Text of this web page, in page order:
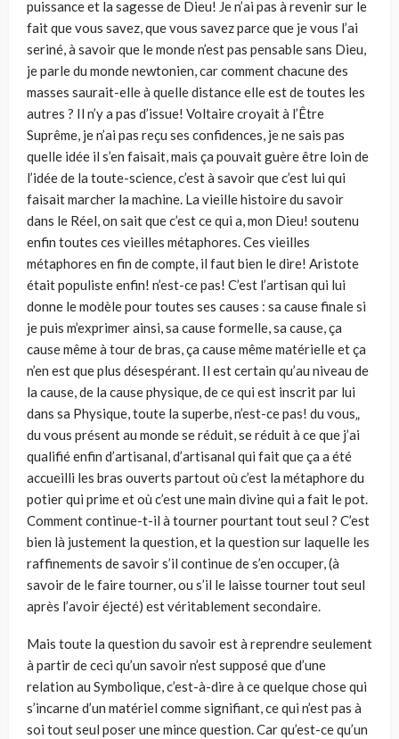
puissance et la sagesse de Dieu! Je n’ai pas à revenir sur le
fait que vous savez, que vous savez parce que je vous l’ai
seriné, à savoir que le monde n’est pas pensable sans Dieu,
je parle du monde newtonien, car comment chacune des
masses saurait-elle à quelle distance elle est de toutes les
autres ? Il n’y a pas d’issue! Voltaire croyait à l’Être
Suprême, je n’ai pas reçu ses confidences, je ne sais pas
quelle idée il s’en faisait, mais ça pouvait guère être loin de
l’idée de la toute-science, c’est à savoir que c’est lui qui
faisait marcher la machine. La vieille histoire du savoir
dans le Réel, on sait que c’est ce qui a, mon Dieu! soutenu
enfin toutes ces vieilles métaphores. Ces vieilles
métaphores en fin de compte, il faut bien le dire! Aristote
était populiste enfin! n’est-ce pas! C’est l’artisan qui lui
donne le modèle pour toutes ses causes : sa cause finale si
je puis m’exprimer ainsi, sa cause formelle, sa cause, ça
cause même à tour de bras, ça cause même matérielle et ça
n’en est que plus désespérant. Il est certain qu’au niveau de
la cause, de la cause physique, de ce qui est inscrit par lui
dans sa Physique, toute la superbe, n’est-ce pas! du vous„
du vous présent au monde se réduit, se réduit à ce que j’ai
qualifié enfin d’artisanal, d’artisanal qui fait que ça a été
accueilli les bras ouverts partout où c’est la métaphore du
potier qui prime et où c’est une main divine qui a fait le pot.
Comment continue-t-il à tourner pourtant tout seul ? C’est
bien là justement la question, et la question sur laquelle les
raffinements de savoir s’il continue de s’en occuper, (à
savoir de le faire tourner, ou s’il le laisse tourner tout seul
après l’avoir éjecté) est véritablement secondaire.
Mais toute la question du savoir est à reprendre seulement
à partir de ceci qu’un savoir n’est supposé que d’une
relation au Symbolique, c’est-à-dire à ce quelque chose qui
s’incarne d’un matériel comme signifiant, ce qui n’est pas à
soi tout seul poser une mince question. Car qu’est-ce qu’un